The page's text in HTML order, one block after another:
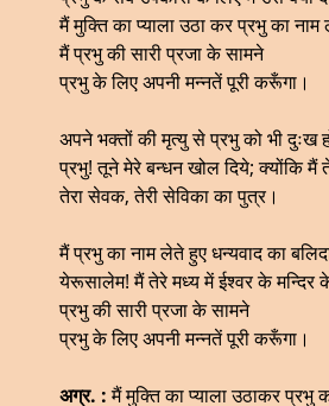
मैं मुक्ति का प्याला उठा कर प्रभु का नाम
मैं प्रभु की सारी प्रजा के सामने
प्रभु के लिए अपनी मन्नतें पूरी करूँगा।
अपने भक्तों की मृत्यु से प्रभु को भी दुःख
प्रभु! तूने मेरे बन्धन खोल दिये; क्योंकि मैं
तेरा सेवक, तेरी सेविका का पुत्र।
मैं प्रभु का नाम लेते हुए धन्यवाद का
येरूसालेम! मैं तेरे मध्य में ईश्वर के मन्दिर
प्रभु की सारी प्रजा के सामने
प्रभु के लिए अपनी मन्नतें पूरी करूँगा।
अग्र. :मैं मुक्ति का प्याला उठाकर प्रभु